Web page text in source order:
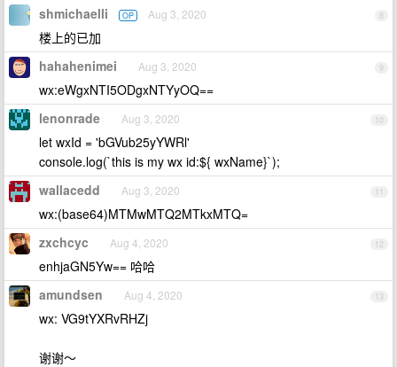
8
shmichaelli OP Aug 3, 2020
楼上的已加
9
hahahenimei Aug 3, 2020
wx:eWgxNTI5ODgxNTYyOQ==
10
lenonrade Aug 3, 2020
let wxId = 'bGVub25yYWRl'
console.log(`this is my wx id:${ wxName}`);
11
wallacedd Aug 3, 2020
wx:(base64)MTMwMTQ2MTkxMTQ=
12
zxchcyc Aug 4, 2020
enhjaGN5Yw== 哈哈
13
amundsen Aug 4, 2020
wx: VG9tYXRvRHZj
谢谢～